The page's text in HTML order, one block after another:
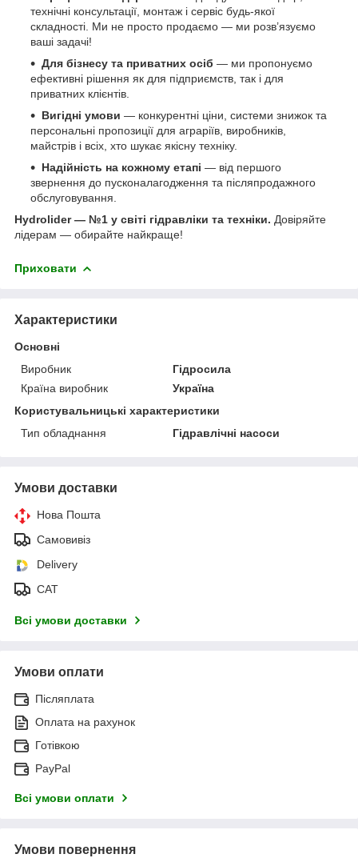
технічні консультації, монтаж і сервіс будь-якої
складності. Ми не просто продаємо — ми розв’язуємо
ваші задачі!
Для бізнесу та приватних осіб — ми пропонуємо
ефективні рішення як для підприємств, так і для
приватних клієнтів.
Вигідні умови — конкурентні ціни, системи знижок та
персональні пропозиції для аграріїв, виробників,
майстрів і всіх, хто шукає якісну техніку.
Надійність на кожному етапі — від першого
звернення до пусконалагодження та післяпродажного
обслуговування.
Hydrolider — №1 у світі гідравліки та техніки. Довіряйте
лідерам — обирайте найкраще!
Приховати
Характеристики
Основні
Виробник
Гідросила
Країна виробник
Україна
Користувальницькі характеристики
Тип обладнання
Гідравлічні насоси
Умови доставки
Нова Пошта
Самовивіз
Delivery
САТ
Всі умови доставки
Умови оплати
Післяплата
Оплата на рахунок
Готівкою
PayPal
Всі умови оплати
Умови повернення